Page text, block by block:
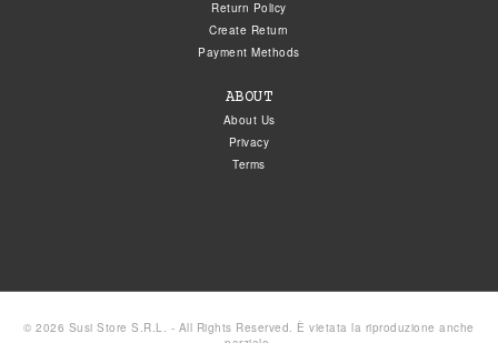
Return Policy
Create Return
Payment Methods
ABOUT
About Us
Privacy
Terms
© 2026 Susi Store S.R.L. - All Rights Reserved. È vietata la riproduzione anche